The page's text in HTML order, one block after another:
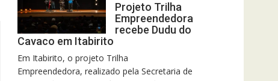
Projeto Trilha
Empreendedora
recebe Dudu do
Cavaco em Itabirito
Em Itabirito, o projeto Trilha
Empreendedora, realizado pela Secretaria de